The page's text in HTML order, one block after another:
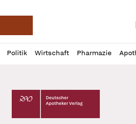
Deutsche Apotheker
Politik Wirtschaft Pharmazie
Profil
öffnen
Daz
Pur
Deutscher Apotheker Verlag Logo